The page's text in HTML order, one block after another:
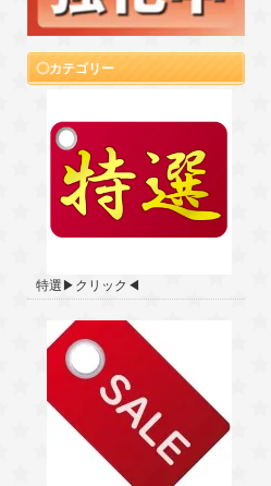
カテゴリー
特選▶クリック◀